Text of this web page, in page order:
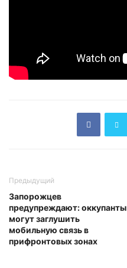
Предыдущий
Запорожцев
предупреждают: оккупанты
могут заглушить
мобильную связь в
прифронтовых зонах